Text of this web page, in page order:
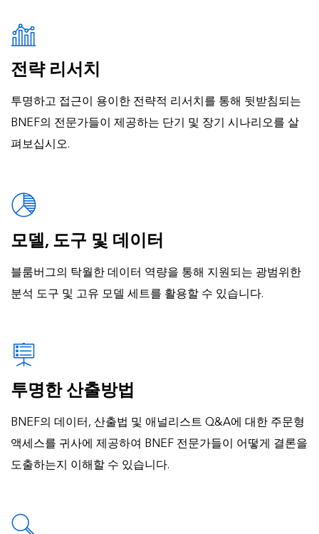
전략 리서치
투명하고 접근이 용이한 전략적 리서치를 통해 뒷받침되는
BNEF의 전문가들이 제공하는 단기 및 장기 시나리오를 살
펴보십시오.
모델, 도구 및 데이터
블룸버그의 탁월한 데이터 역량을 통해 지원되는 광범위한
분석 도구 및 고유 모델 세트를 활용할 수 있습니다.
투명한 산출방법
BNEF의 데이터, 산출법 및 애널리스트 Q&A에 대한 주문형
액세스를 귀사에 제공하여 BNEF 전문가들이 어떻게 결론을
도출하는지 이해할 수 있습니다.